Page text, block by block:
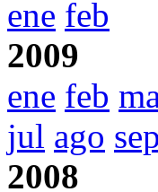
ene feb
2009
ene feb
jul ago sep
2008